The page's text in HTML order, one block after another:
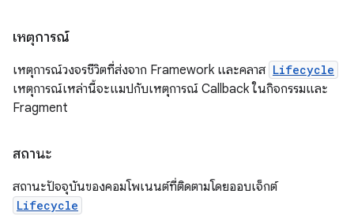
เหตุการณ์
เหตุการณ์วงจรชีวิตที่ส่งจาก Framework และคลาส Lifecycle
เหตุการณ์เหล่านี้จะแมปกับเหตุการณ์ Callback ในกิจกรรมและ
Fragment
สถานะ
สถานะปัจจุบันของคอมโพเนนต์ที่ติดตามโดยออบเจ็กต์
Lifecycle